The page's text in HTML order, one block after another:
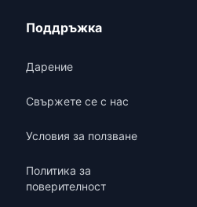
Поддръжка
Дарение
Свържете се с нас
Условия за ползване
Политика за
поверителност